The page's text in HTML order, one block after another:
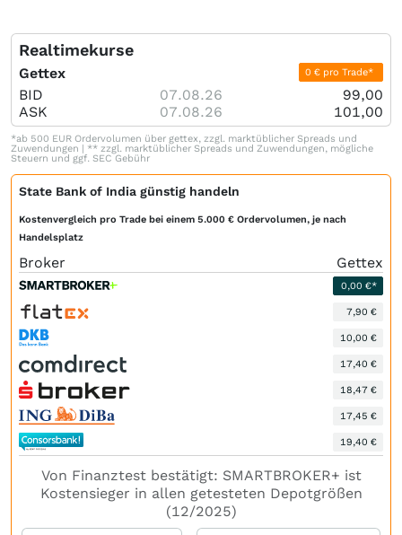
Realtimekurse
Gettex 0 € pro Trade*
BID 07.08.26
99,00
ASK
07.08.26 101,00
*ab 500 EUR Ordervolumen über gettex, zzgl. marktüblicher Spreads und
Zuwendungen | ** zzgl. marktüblicher Spreads und Zuwendungen, mögliche
Steuern und ggf. SEC Gebühr
State Bank of India günstig handeln
Kostenvergleich pro Trade bei einem 5.000 € Ordervolumen, je nach
Handelsplatz
Broker Gettex
0,00 €*
7,90 €
10,00 €
17,40 €
18,47 €
17,45 €
19,40 €
Von Finanztest bestätigt: SMARTBROKER+ ist
Kostensieger in allen getesteten Depotgrößen
(12/2025)